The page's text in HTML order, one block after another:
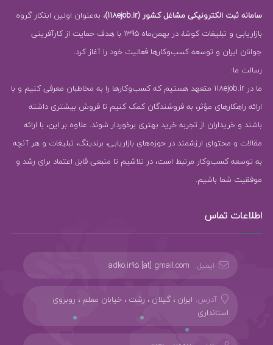
سامانه ثبت الکترونیکی مشاغل کشور (118ejob.ir)
، به‌عنوان اولین ابتکار گروه
بازاریابی و تبلیغات کوشا، در بهمن‌ماه 1395 با هدف حمایت از کارآفرینی
جوانان ایران و توسعه کسب‌وکارها فعالیت خود را آغاز کرد.
رسالت ما:
ما در 118ejob.ir متعهد هستیم که کسب‌وکارها را به مخاطبان معرفی کنیم و با
ارائه راهکارهای مؤثر، به فروشندگان کمک کنیم تا فروش بیشتری داشته
باشند و خریداران از تجربه خرید بهتری برخوردار شوند. علاوه بر این، با ارائه
مقالات و محتوای ارزشمند در حوزه‌های بازاریابی، برندینگ، تبلیغات و هر آنچه
به توسعه کسب‌وکار مرتبط است، در تلاشیم تا منبعی قابل اعتماد برای رشد و
موفقیت شما باشیم.
اطلاعات تماس
ایمیل: adko.ir95 [at] gmail.com
آدرس: ایران ، گیلان ، رشت ، خیابان معلم ، روبروی
استانداری